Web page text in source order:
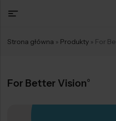
Strona główna » Produkty » For
For Better Vision°